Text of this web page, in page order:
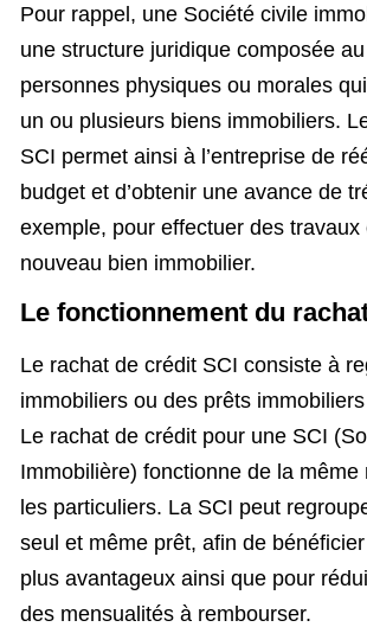
Pour rappel, une Société civile
une structure juridique composée
personnes physiques ou morales
un ou plusieurs biens immobiliers.
SCI permet ainsi à l’entreprise de
budget et d’obtenir une avance de
exemple, pour effectuer des travaux
nouveau bien immobilier.
Le fonctionnement du
Le rachat de crédit SCI consiste à
immobiliers ou des prêts
Le rachat de crédit pour une SCI
Immobilière) fonctionne de la même
les particuliers. La SCI peut
seul et même prêt, afin de bénéficier
plus avantageux ainsi que pour
des mensualités à rembourser.